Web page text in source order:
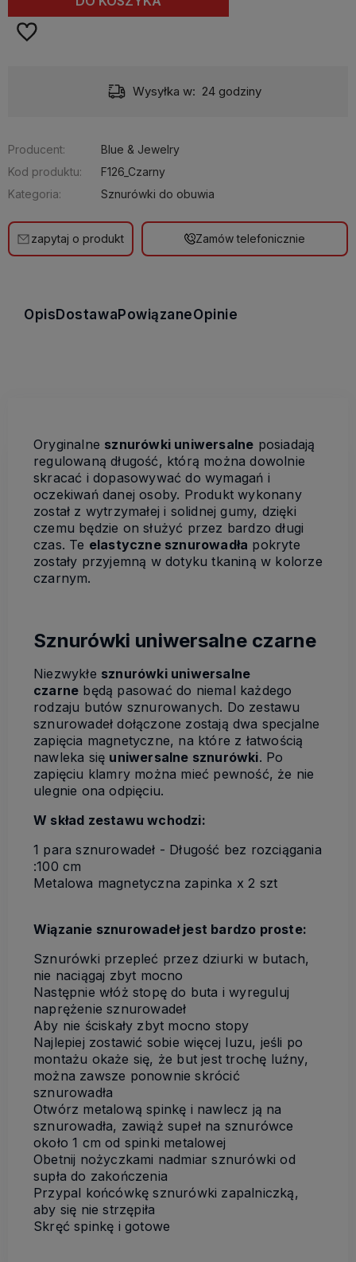
Wysyłka w: 24 godziny
Producent:
Blue & Jewelry
Kod produktu:
F126_Czarny
Kategoria:
Sznurówki do obuwia
zapytaj o produkt Zamów telefonicznie
Opis Dostawa PowiązaneOpinie
Oryginalne sznurówki uniwersalne posiadają
regulowaną długość, którą można dowolnie
skracać i dopasowywać do wymagań i
oczekiwań danej osoby. Produkt wykonany
został z wytrzymałej i solidnej gumy, dzięki
czemu będzie on służyć przez bardzo długi
czas. Te elastyczne sznurowadła pokryte
zostały przyjemną w dotyku tkaniną w kolorze
czarnym.
Sznurówki uniwersalne czarne
Niezwykłe sznurówki uniwersalne
czarne będą pasować do niemal każdego
rodzaju butów sznurowanych. Do zestawu
sznurowadeł dołączone zostają dwa specjalne
zapięcia magnetyczne, na które z łatwością
nawleka się uniwersalne sznurówki. Po
zapięciu klamry można mieć pewność, że nie
ulegnie ona odpięciu.
W skład zestawu wchodzi:
1 para sznurowadeł - Długość bez rozciągania
:100 cm
Metalowa magnetyczna zapinka x 2 szt
Wiązanie sznurowadeł jest bardzo proste:
Sznurówki przepleć przez dziurki w butach,
nie naciągaj zbyt mocno
Następnie włóż stopę do buta i wyreguluj
naprężenie sznurowadeł
Aby nie ściskały zbyt mocno stopy
Najlepiej zostawić sobie więcej luzu, jeśli po
montażu okaże się, że but jest trochę luźny,
można zawsze ponownie skrócić
sznurowadła
Otwórz metalową spinkę i nawlecz ją na
sznurowadła, zawiąż supeł na sznurówce
około 1 cm od spinki metalowej
Obetnij nożyczkami nadmiar sznurówki od
supła do zakończenia
Przypal końcówkę sznurówki zapalniczką,
aby się nie strzępiła
Skręć spinkę i gotowe